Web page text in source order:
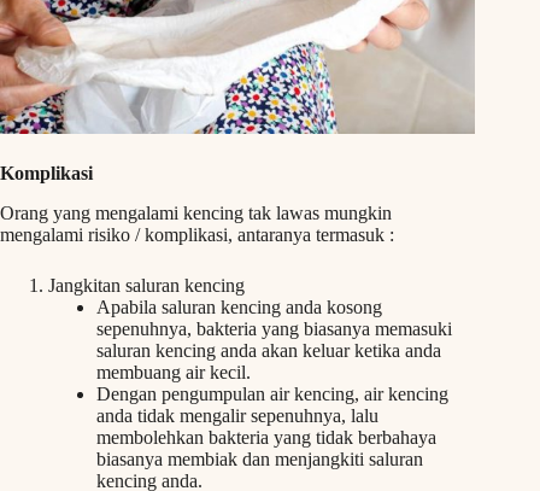
Komplikasi
Orang yang mengalami kencing tak lawas mungkin
mengalami risiko / komplikasi, antaranya termasuk :
Jangkitan saluran kencing
Apabila saluran kencing anda kosong
sepenuhnya, bakteria yang biasanya memasuki
saluran kencing anda akan keluar ketika anda
membuang air kecil.
Dengan pengumpulan air kencing, air kencing
anda tidak mengalir sepenuhnya, lalu
membolehkan bakteria yang tidak berbahaya
biasanya membiak dan menjangkiti saluran
kencing anda.